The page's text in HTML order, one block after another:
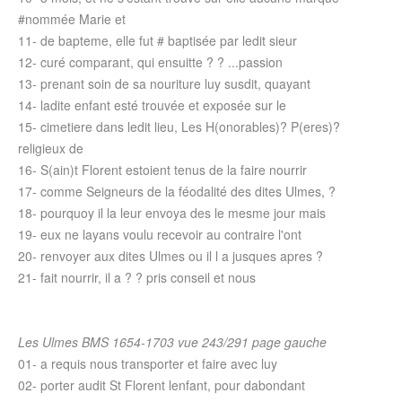
#nommée Marie et
11- de bapteme, elle fut # baptisée par ledit sieur
12- curé comparant, qui ensuitte ? ? ...passion
13- prenant soin de sa nouriture luy susdit, quayant
14- ladite enfant esté trouvée et exposée sur le
15- cimetiere dans ledit lieu, Les H(onorables)? P(eres)?
religieux de
16- S(ain)t Florent estoient tenus de la faire nourrir
17- comme Seigneurs de la féodalité des dites Ulmes, ?
18- pourquoy il la leur envoya des le mesme jour mais
19- eux ne layans voulu recevoir au contraire l'ont
20- renvoyer aux dites Ulmes ou il l a jusques apres ?
21- fait nourrir, il a ? ? pris conseil et nous
Les Ulmes BMS 1654-1703 vue 243/291 page gauche
01- a requis nous transporter et faire avec luy
02- porter audit St Florent lenfant, pour dabondant